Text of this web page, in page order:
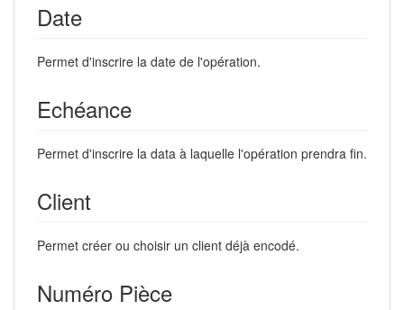
Date
Permet d'inscrire la date de l'opération.
Echéance
Permet d'inscrire la data à laquelle l'opération prendra fin.
Client
Permet créer ou choisir un client déjà encodé.
Numéro Pièce